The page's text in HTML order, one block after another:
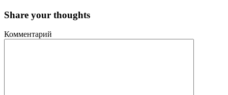
Share your thoughts
Комментарий